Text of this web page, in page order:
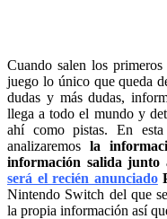
Cuando salen los
juego lo único que queda
dudas y más dudas,
llega a todo el mundo y
ahí como pistas. En esta
analizaremos la
información salida junto
será el recién anunciado
Nintendo Switch del que
la propia información así